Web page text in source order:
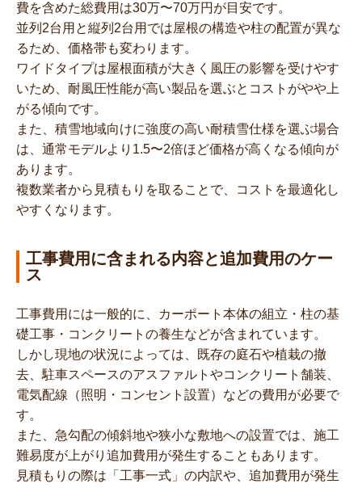
費を含めた総費用は30万〜70万円が目安です。
並列2台用と縦列2台用では屋根の構造や柱の配置が異な
るため、価格帯も変わります。
ワイドタイプは屋根面積が大きく風圧の影響を受けやす
いため、耐風圧性能が高い製品を選ぶとコストがやや上
がる傾向です。
また、積雪地域向けに強度の高い耐積雪仕様を選ぶ場合
は、通常モデルより1.5〜2倍ほど価格が高くなる傾向が
あります。
複数業者から見積もりを取ることで、コストを最適化し
やすくなります。
工事費用に含まれる内容と追加費用のケー
ス
工事費用には一般的に、カーポート本体の組立・柱の基
礎工事・コンクリートの養生などが含まれています。
しかし現地の状況によっては、既存の庭石や植栽の撤
去、駐車スペースのアスファルトやコンクリート舗装、
電気配線（照明・コンセント設置）などの費用が必要で
す。
また、急勾配の傾斜地や狭小な敷地への設置では、施工
難易度が上がり追加費用が発生することもあります。
見積もりの際は「工事一式」の内訳や、追加費用が発生